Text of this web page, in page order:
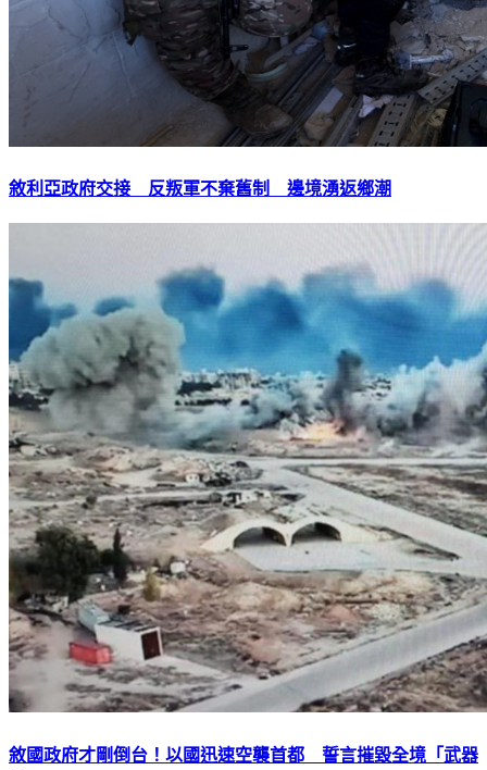
敘利亞政府交接 反叛軍不棄舊制 邊境湧返鄉潮
敘國政府才剛倒台！以國迅速空襲首都 誓言摧毀全境「武器